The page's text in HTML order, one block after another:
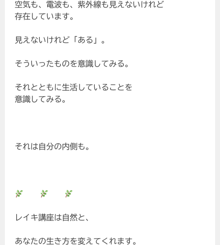
空気も、電波も、紫外線も見えないけれど
存在しています。
見えないけれど「ある」。
そういったものを意識してみる。
それとともに生活していることを
意識してみる。
それは自分の内側も。
レイキ講座は自然と、
あなたの生き方を変えてくれます。